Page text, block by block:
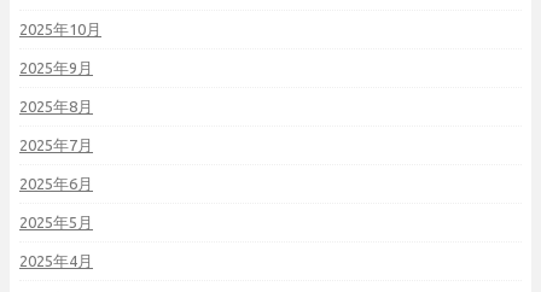
2025年10月
2025年9月
2025年8月
2025年7月
2025年6月
2025年5月
2025年4月